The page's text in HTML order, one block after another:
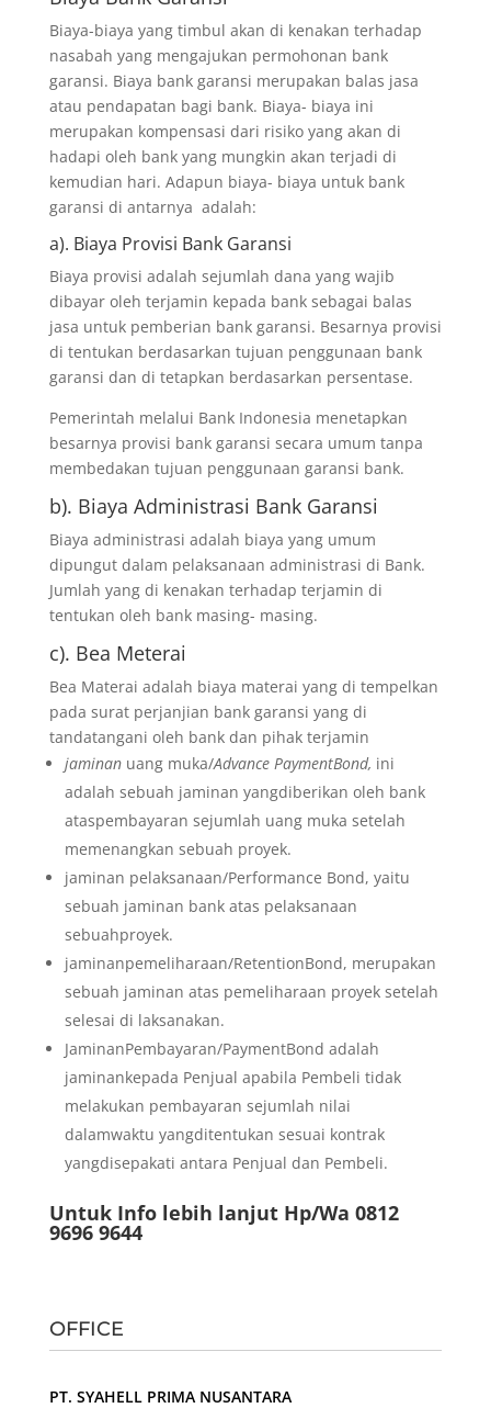
Biaya-biaya yang timbul akan di kenakan terhadap
nasabah yang mengajukan permohonan bank
garansi. Biaya bank garansi merupakan balas jasa
atau pendapatan bagi bank. Biaya- biaya ini
merupakan kompensasi dari risiko yang akan di
hadapi oleh bank yang mungkin akan terjadi di
kemudian hari. Adapun biaya- biaya untuk bank
garansi di antarnya adalah:
a). Biaya Provisi Bank Garansi
Biaya provisi adalah sejumlah dana yang wajib
dibayar oleh terjamin kepada bank sebagai balas
jasa untuk pemberian bank garansi. Besarnya provisi
di tentukan berdasarkan tujuan penggunaan bank
garansi dan di tetapkan berdasarkan persentase.
Pemerintah melalui Bank Indonesia menetapkan
besarnya provisi bank garansi secara umum tanpa
membedakan tujuan penggunaan garansi bank.
b). Biaya Administrasi Bank Garansi
Biaya administrasi adalah biaya yang umum
dipungut dalam pelaksanaan administrasi di Bank.
Jumlah yang di kenakan terhadap terjamin di
tentukan oleh bank masing- masing.
c). Bea Meterai
Bea Materai adalah biaya materai yang di tempelkan
pada surat perjanjian bank garansi yang di
tandatangani oleh bank dan pihak terjamin
jaminan uang muka/Advance PaymentBond, ini
adalah sebuah jaminan yangdiberikan oleh bank
ataspembayaran sejumlah uang muka setelah
memenangkan sebuah proyek.
jaminan pelaksanaan/Performance Bond, yaitu
sebuah jaminan bank atas pelaksanaan
sebuahproyek.
jaminanpemeliharaan/RetentionBond, merupakan
sebuah jaminan atas pemeliharaan proyek setelah
selesai di laksanakan.
JaminanPembayaran/PaymentBond adalah
jaminankepada Penjual apabila Pembeli tidak
melakukan pembayaran sejumlah nilai
dalamwaktu yangditentukan sesuai kontrak
yangdisepakati antara Penjual dan Pembeli.
Untuk Info lebih lanjut Hp/Wa 0812
9696 9644
OFFICE
PT. SYAHELL PRIMA NUSANTARA